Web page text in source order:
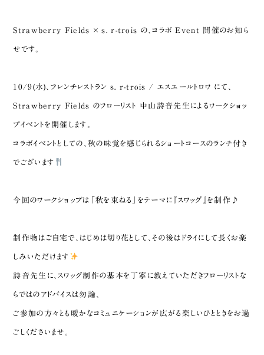
Strawberry Fields × s. r-trois の、コラボ Event 開催のお知ら
せです。
10/9(水)、フレンチレストラン s. r-trois / エスエールトロワ にて、
Strawberry Fields のフローリスト 中山詩音先生によるワークショッ
プイベントを開催します。
コラボイベントとしての、秋の味覚を感じられるショートコースのランチ付き
でございます
今回のワークショップは「秋を束ねる」をテーマに『スワッグ』を制作♪
制作物はご自宅で、はじめは切り花として、その後はドライにして長くお楽
しみいただけます
詩音先生に、スワッグ制作の基本を丁寧に教えていただきフローリストな
らではのアドバイスは勿論、
ご参加の方々とも暖かなコミュニケーションが広がる楽しいひとときをお過
ごしくださいませ。